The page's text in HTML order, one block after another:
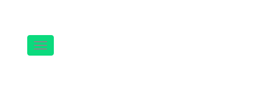
Navigation